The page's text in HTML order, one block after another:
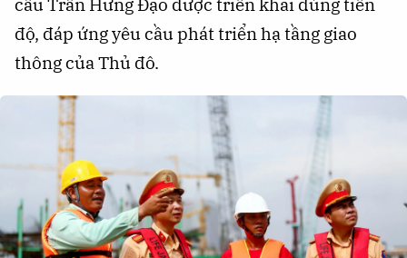
cầu Trần Hưng Đạo được triển khai đúng tiến
độ, đáp ứng yêu cầu phát triển hạ tầng giao
thông của Thủ đô.